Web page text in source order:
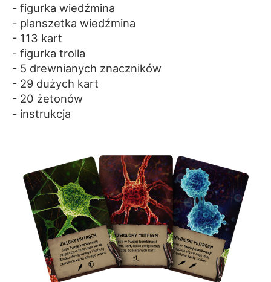
- figurka wiedźmina
- planszetka wiedźmina
- 113 kart
- figurka trolla
- 5 drewnianych znaczników
- 29 dużych kart
- 20 żetonów
- instrukcja